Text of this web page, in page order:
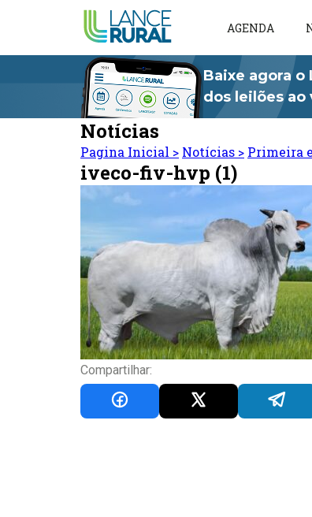
AGENDA
Baixe agora o
dos leilões ao
Notícias
Pagina Inicial > Notícias > Primeira
iveco-fiv-hvp (1)
Compartilhar: